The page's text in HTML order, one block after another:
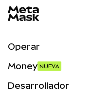
Operar
Money NUEVA
Desarrollador